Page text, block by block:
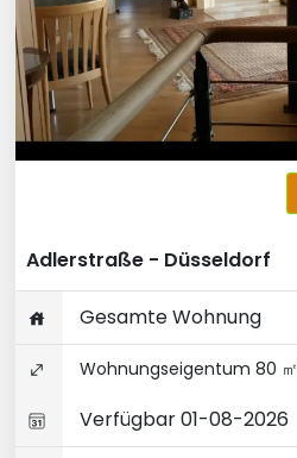
Adlerstraße - Düsseldorf
Gesamte Wohnung
Wohnungseigentum 80 ㎡
Verfügbar 01-08-2026